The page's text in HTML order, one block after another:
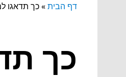
דף הבית»כך תדאגו
כך